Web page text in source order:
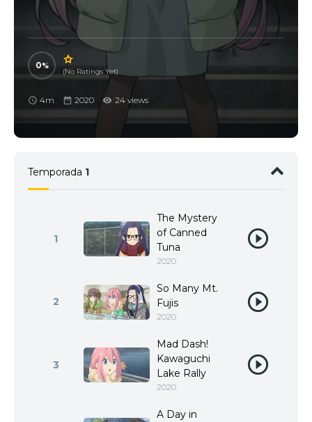
0
(No Ratings Yet)
4m 2020 24 views
Temporada 1
1
The Mystery
of Canned
Tuna
2020
2
So Many Mt.
Fujis
2020
3
Mad Dash!
Kawaguchi
Lake Rally
2020
A Day in